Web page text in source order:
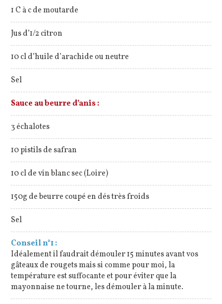
1 C à c de moutarde
Jus d’1/2 citron
10 cl d’huile d’arachide ou neutre
Sel
Sauce au beurre d’anis :
3 échalotes
10 pistils de safran
10 cl de vin blanc sec (Loire)
150g de beurre coupé en dés très froids
Sel
Conseil n°1 :
Idéalement il faudrait démouler 15 minutes avant vos
gâteaux de rougets mais si comme pour moi, la
température est suffocante et pour éviter que la
mayonnaise ne tourne, les démouler à la minute.